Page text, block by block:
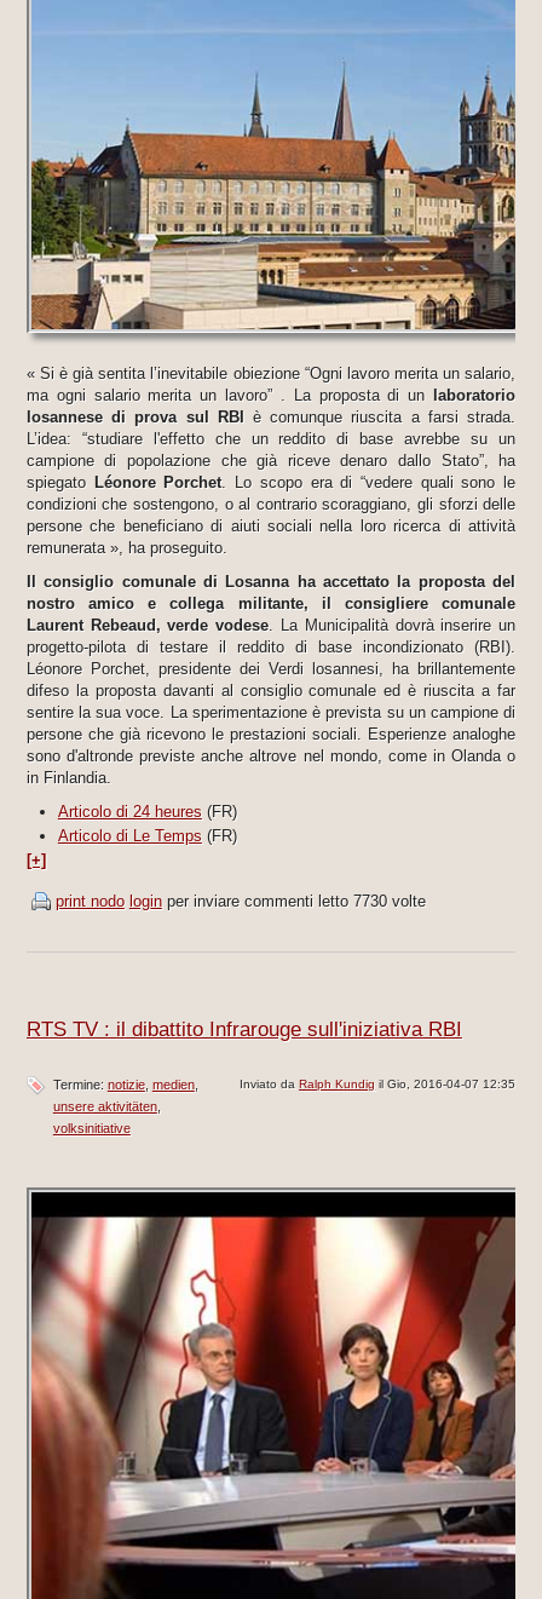
« Si è già sentita l’inevitabile obiezione “Ogni lavoro merita un salario,
ma ogni salario merita un lavoro” . La proposta di un
laboratorio
losannese di prova sul RBIè comunque riuscita a farsi strada.
L’idea: “studiare l'effetto che un reddito di base avrebbe su un
campione di popolazione che già riceve denaro dallo Stato”, ha
spiegato Léonore Porchet. Lo scopo era di “vedere quali sono le
condizioni che sostengono, o al contrario scoraggiano, gli sforzi delle
persone che beneficiano di aiuti sociali nella loro ricerca di attività
remunerata », ha proseguito.
Il consiglio comunale di Losanna ha accettato la proposta del
nostro amico e collega militante, il consigliere comunale
Laurent Rebeaud, verde vodese. La Municipalità dovrà inserire un
progetto-pilota di testare il reddito di base incondizionato (RBI).
Léonore Porchet, presidente dei Verdi losannesi, ha brillantemente
difeso la proposta davanti al consiglio comunale ed è riuscita a far
sentire la sua voce. La sperimentazione è prevista su un campione di
persone che già ricevono le prestazioni sociali. Esperienze analoghe
sono d'altronde previste anche altrove nel mondo, come in Olanda o
in Finlandia.
Articolo di 24 heures(FR)
Articolo di Le Temps(FR)
[+]
print nodo loginper inviare commenti letto 7730 volte
RTS TV : il dibattito Infrarouge sull'iniziativa RBI
Inviato daRalph Kundig il Gio, 2016-04-07 12:35
Termine: notizie medien
unsere aktivitäten
volksinitiative